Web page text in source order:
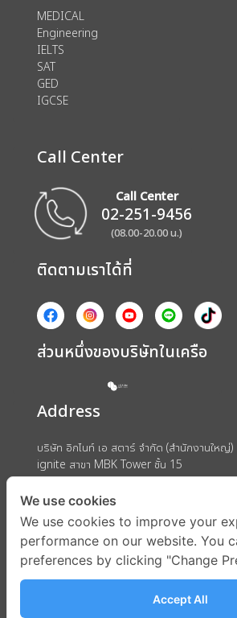
MEDICAL
Engineering
IELTS
SAT
GED
IGCSE
Call Center
Call Center
02-251-9456
(08.00-20.00 น.)
ติดตามเราได้ที่
ส่วนหนึ่งของบริษัทในเครือ
Address
บริษัท อิกไนท์ เอ สตาร์ จำกัด (สำนักงานใหญ่)
ignite สาขา MBK Tower ชั้น 15
ถนนพญาไท แขวงวังใหม่ เขตปทุมวัน กรุงเท
We use cookies
We use cookies to improve your
performance on our website. You
preferences by clicking "Change
Accept All